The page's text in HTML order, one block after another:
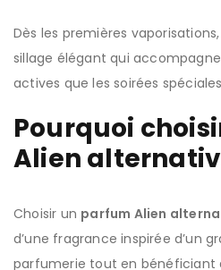
Dès les premières
sillage élégant qui
actives que les soirées
Pourquoi
Alien
Choisir un parfum Alien
d’une fragrance inspirée d’un
parfumerie tout en bénéficiant